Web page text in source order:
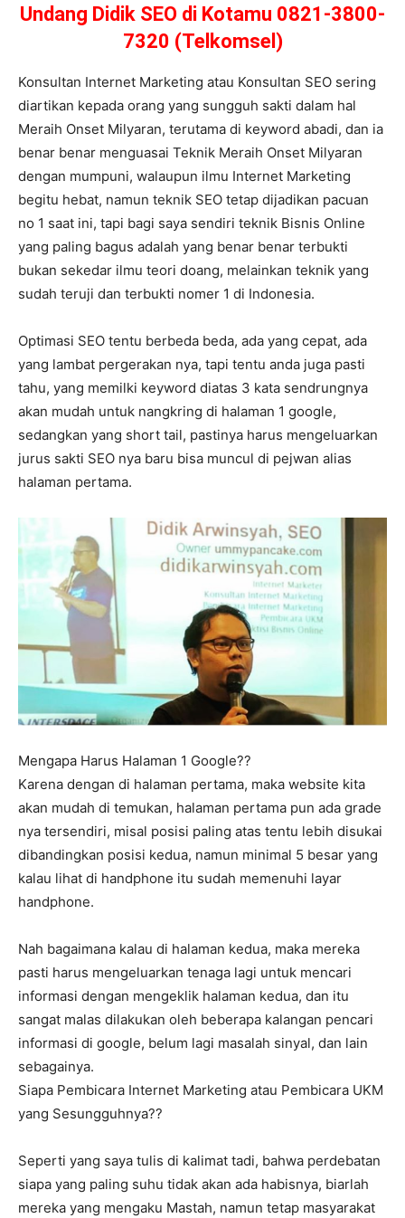
Undang Didik SEO di Kotamu 0821-3800-
7320 (Telkomsel)
Konsultan Internet Marketing atau Konsultan SEO sering
diartikan kepada orang yang sungguh sakti dalam hal
Meraih Onset Milyaran, terutama di keyword abadi, dan ia
benar benar menguasai Teknik Meraih Onset Milyaran
dengan mumpuni, walaupun ilmu Internet Marketing
begitu hebat, namun teknik SEO tetap dijadikan pacuan
no 1 saat ini, tapi bagi saya sendiri teknik Bisnis Online
yang paling bagus adalah yang benar benar terbukti
bukan sekedar ilmu teori doang, melainkan teknik yang
sudah teruji dan terbukti nomer 1 di Indonesia.
Optimasi SEO tentu berbeda beda, ada yang cepat, ada
yang lambat pergerakan nya, tapi tentu anda juga pasti
tahu, yang memilki keyword diatas 3 kata sendrungnya
akan mudah untuk nangkring di halaman 1 google,
sedangkan yang short tail, pastinya harus mengeluarkan
jurus sakti SEO nya baru bisa muncul di pejwan alias
halaman pertama.
Mengapa Harus Halaman 1 Google??
Karena dengan di halaman pertama, maka website kita
akan mudah di temukan, halaman pertama pun ada grade
nya tersendiri, misal posisi paling atas tentu lebih disukai
dibandingkan posisi kedua, namun minimal 5 besar yang
kalau lihat di handphone itu sudah memenuhi layar
handphone.
Nah bagaimana kalau di halaman kedua, maka mereka
pasti harus mengeluarkan tenaga lagi untuk mencari
informasi dengan mengeklik halaman kedua, dan itu
sangat malas dilakukan oleh beberapa kalangan pencari
informasi di google, belum lagi masalah sinyal, dan lain
sebagainya.
Siapa Pembicara Internet Marketing atau Pembicara UKM
yang Sesungguhnya??
Seperti yang saya tulis di kalimat tadi, bahwa perdebatan
siapa yang paling suhu tidak akan ada habisnya, biarlah
mereka yang mengaku Mastah, namun tetap masyarakat